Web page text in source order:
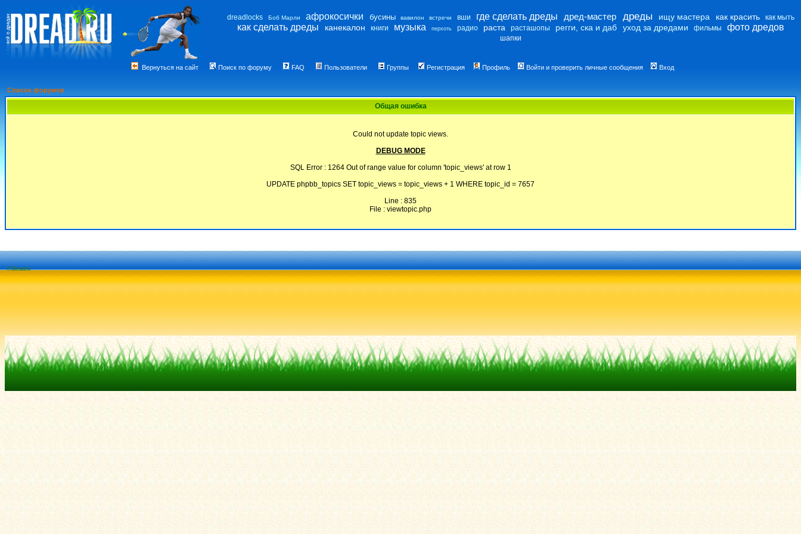
dreadlocks Боб Марли афрокосички бусины вавилон встречи вши где сделать дреды дред-мастер дреды ищу мастера как красить как мыть
как сделать дреды канекалон книги музыка перхоть радио раста расташопы регги, ска и даб уход за дредами фильмы фото дредов
шапки
Вернуться на сайт Поиск по форуму FAQ Пользователи Группы Регистрация Профиль Войти и проверить личные сообщения Вход
Список форумов
Общая ошибка
Could not update topic views.
DEBUG MODE
SQL Error : 1264 Out of range value for column 'topic_views' at row 1
UPDATE phpbb_topics SET topic_views = topic_views + 1 WHERE topic_id = 7657
Line : 835
File : viewtopic.php
© Dread.ru